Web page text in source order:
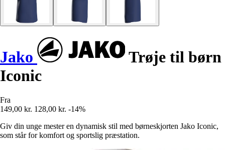
Jako
Trøje til børn
Iconic
Fra
149,00 kr. 128,00 kr. -14%
Giv din unge mester en dynamisk stil med børneskjorten Jako Iconic,
som står for komfort og sportslig præstation.